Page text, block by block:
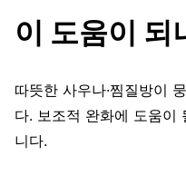
이 도움이 되
따뜻한 사우나·찜질방이
다. 보조적 완화에 도움이
니다.